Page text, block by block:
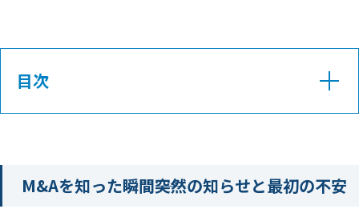
目次
M&Aを知った瞬間――突然の知らせと最初の不安